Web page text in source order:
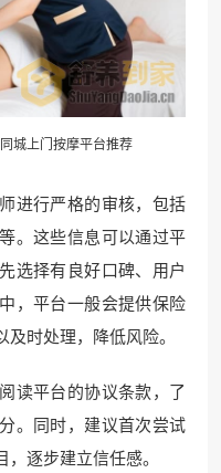
城上门按摩平台推荐
进行严格的审核，包括
。这些信息可以通过平
选择有良好口碑、用户
，平台一般会提供保险
时处理，降低风险。
读平台的协议条款，了
。同时，建议首次尝试
逐步建立信任感。